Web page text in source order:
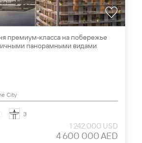
премиум-класса на побережье
панорамными видами
City
3
1 242 000 USD
4 600 000 AED